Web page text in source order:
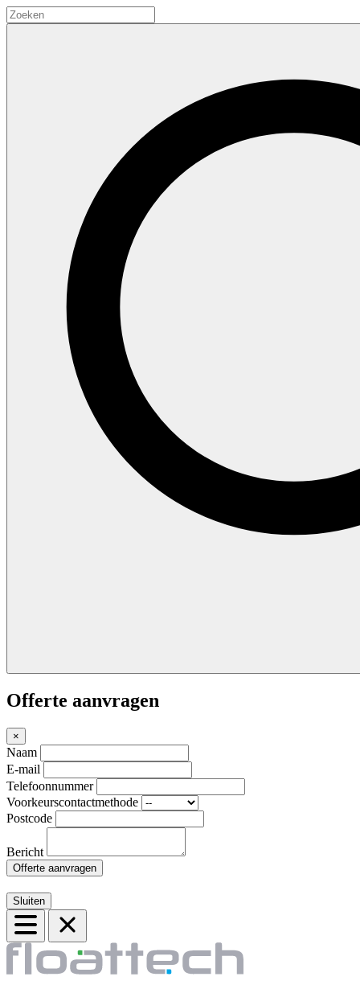
Offerte aanvragen
×
Naam
E-mail
Telefoonnummer
Voorkeurscontactmethode
Postcode
Bericht
Offerte aanvragen
Sluiten